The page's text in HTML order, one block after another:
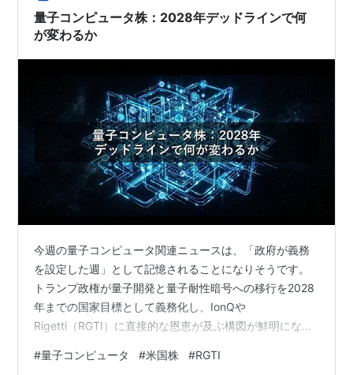
株価が「割安とは言えず、むしろ割高」と評価されて…
量子コンピュータ株：2028年デッドラインで何
が変わるか
今週の量子コンピュータ関連ニュースは、「政府が義務
を設定した週」として記憶されることになりそうです。
トランプ政権が量子開発と量子耐性暗号への移行を2028
年までの国家目標として義務化し、IonQや
Rigetti（RGTI）に直接的な恩恵が及ぶ構図が鮮明になり
自の製造戦略で事業基盤を着実に固めています。今週の
#量子コンピュータ #米国株 #RGTI